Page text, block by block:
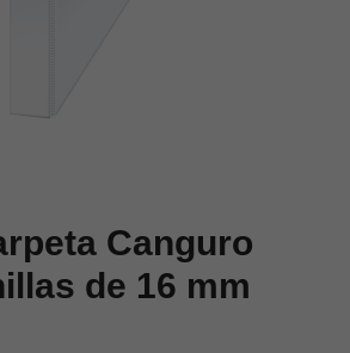
Canguro
de 16 mm